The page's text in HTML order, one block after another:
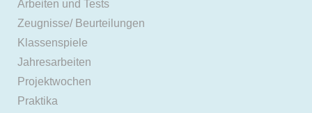
Arbeiten und Tests
Zeugnisse/ Beurteilungen
Klassenspiele
Jahresarbeiten
Projektwochen
Praktika